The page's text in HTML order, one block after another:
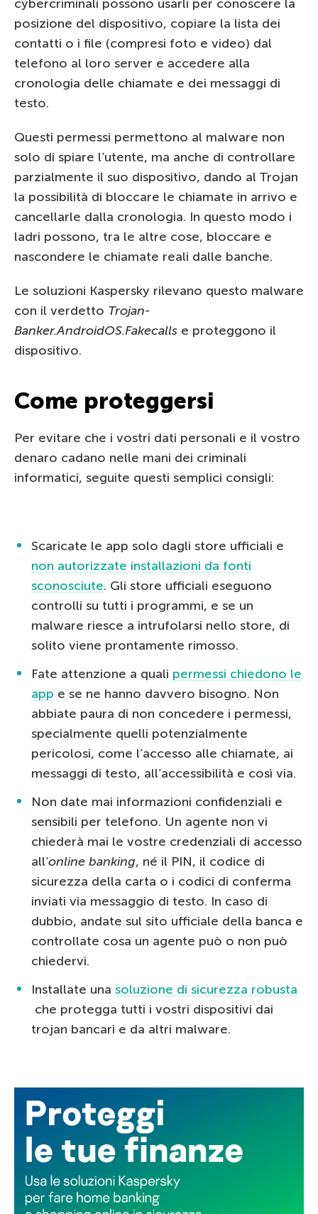
cybercriminali possono usarli per conoscere la
posizione del dispositivo, copiare la lista dei
contatti o i file (compresi foto e video) dal
telefono al loro server e accedere alla
cronologia delle chiamate e dei messaggi di
testo.
Questi permessi permettono al malware non
solo di spiare l’utente, ma anche di controllare
parzialmente il suo dispositivo, dando al Trojan
la possibilità di bloccare le chiamate in arrivo e
cancellarle dalla cronologia. In questo modo i
ladri possono, tra le altre cose, bloccare e
nascondere le chiamate reali dalle banche.
Le soluzioni Kaspersky rilevano questo malware
con il verdetto Trojan-
Banker.AndroidOS.Fakecalls e proteggono il
dispositivo.
Come proteggersi
Per evitare che i vostri dati personali e il vostro
denaro cadano nelle mani dei criminali
informatici, seguite questi semplici consigli:
Scaricate le app solo dagli store ufficiali e
non autorizzate installazioni da fonti
sconosciute. Gli store ufficiali eseguono
controlli su tutti i programmi, e se un
malware riesce a intrufolarsi nello store, di
solito viene prontamente rimosso.
Fate attenzione a quali permessi chiedono le
app e se ne hanno davvero bisogno. Non
abbiate paura di non concedere i permessi,
specialmente quelli potenzialmente
pericolosi, come l’accesso alle chiamate, ai
messaggi di testo, all’accessibilità e così via.
Non date mai informazioni confidenziali e
sensibili per telefono. Un agente non vi
chiederà mai le vostre credenziali di accesso
all’online banking, né il PIN, il codice di
sicurezza della carta o i codici di conferma
inviati via messaggio di testo. In caso di
dubbio, andate sul sito ufficiale della banca e
controllate cosa un agente può o non può
chiedervi.
Installate una soluzione di sicurezza robusta
che protegga tutti i vostri dispositivi dai
trojan bancari e da altri malware.